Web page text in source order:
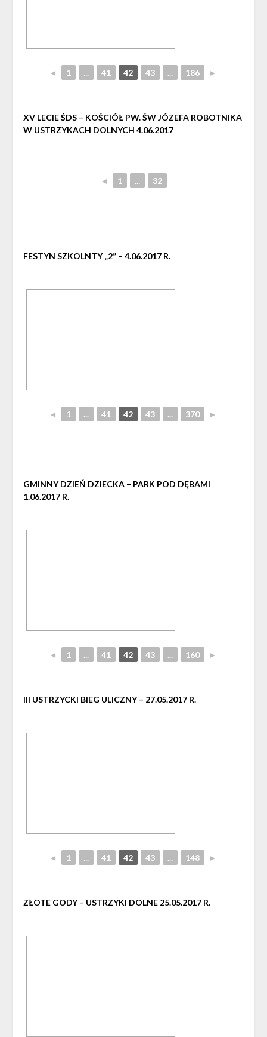
◄ 1 ... 41 42 43 ... 186 ►
XV LECIE ŚDS – KOŚCIÓŁ PW. ŚW JÓZEFA ROBOTNIKA
W USTRZYKACH DOLNYCH 4.06.2017
◄ 1 ... 32
FESTYN SZKOLNTY „2” – 4.06.2017 R.
◄ 1 ... 41 42 43 ... 370 ►
GMINNY DZIEŃ DZIECKA – PARK POD DĘBAMI
1.06.2017 R.
◄ 1 ... 41 42 43 ... 160 ►
III USTRZYCKI BIEG ULICZNY – 27.05.2017 R.
◄ 1 ... 41 42 43 ... 148 ►
ZŁOTE GODY – USTRZYKI DOLNE 25.05.2017 R.